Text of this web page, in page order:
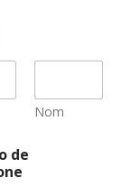
Nom
de